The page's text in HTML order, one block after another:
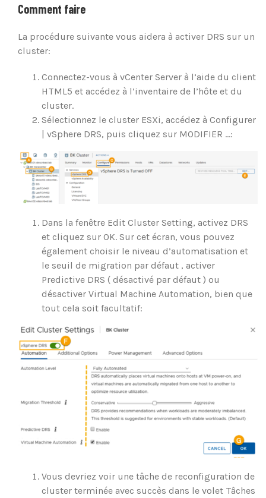
Comment faire
La procédure suivante vous aidera à activer DRS sur un
cluster:
Connectez-vous à vCenter Server à l’aide du client
HTML5 et accédez à l’inventaire de l’hôte et du
cluster.
Sélectionnez le cluster ESXi, accédez à Configurer
| vSphere DRS, puis cliquez sur MODIFIER …:
Dans la fenêtre Edit Cluster Setting, activez DRS
et cliquez sur OK. Sur cet écran, vous pouvez
également choisir le niveau d’automatisation et
le seuil de migration par défaut , activer
Predictive DRS ( désactivé par défaut ) ou
désactiver Virtual Machine Automation, bien que
tout cela soit facultatif:
Vous devriez voir une tâche de reconfiguration de
cluster terminée avec succès dans le volet Tâches